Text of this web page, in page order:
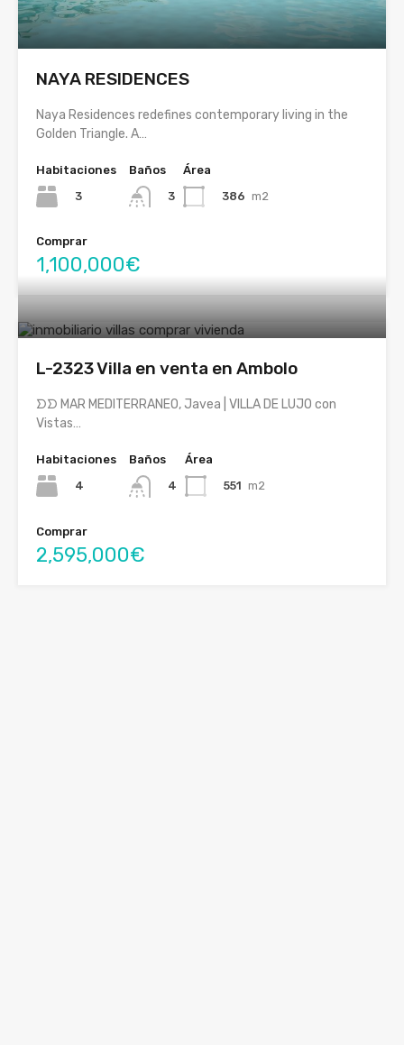
NAYA RESIDENCES
Naya Residences redefines contemporary living in the
Golden Triangle. A…
Habitaciones
3
Baños
3
Área
386 m2
Comprar
1,100,000€
L-2323 Villa en venta en Ambolo
ᗤᗤ MAR MEDITERRANEO, Javea | VILLA DE LUJO con
Vistas…
Habitaciones
4
Baños
4
Área
551 m2
Comprar
2,595,000€